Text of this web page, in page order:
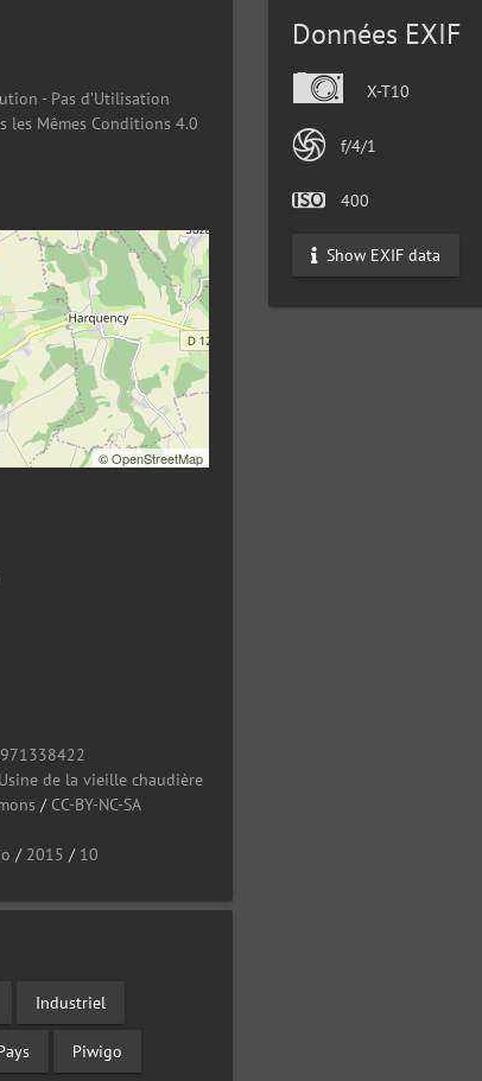
- Pas d’Utilisation
les Mêmes Conditions 4.0
©OpenStreetMap
de la vieille chaudière
/ CC-BY-NC-SA
/ 2015 / 10
Industriel
Piwigo
Données EXIF
X-T10
f/4/1
400
Show EXIF data